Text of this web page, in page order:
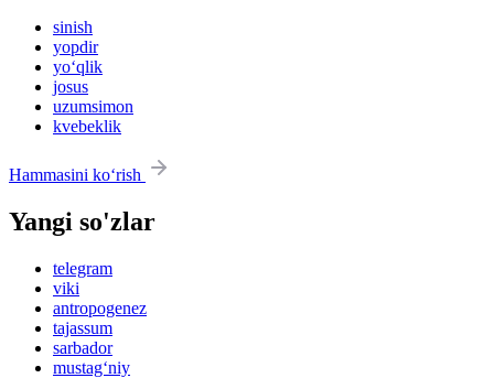
sinish
yopdir
yo‘qlik
josus
uzumsimon
kvebeklik
Hammasini ko‘rish
Yangi so'zlar
telegram
viki
antropogenez
tajassum
sarbador
mustag‘niy